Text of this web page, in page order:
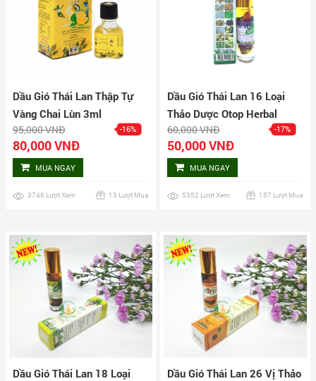
Dầu Gió Thái Lan Thập Tự
Vàng Chai Lùn 3ml
95,000 VNĐ -16%
80,000 VNĐ
MUA NGAY
3746 Lượt Xem 13 Lượt Mua
Dầu Gió Thái Lan 16 Loại
Thảo Dược Otop Herbal
Liquid Balm Yatim Brand
60,000 VNĐ -17%
50,000 VNĐ
MUA NGAY
5352 Lượt Xem 157 Lượt Mua
Dầu Gió Thái Lan 18 Loại
Dầu Gió Thái Lan 26 Vị Thảo